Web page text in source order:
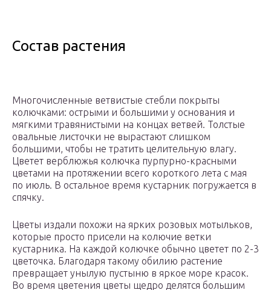
Состав растения
Многочисленные ветвистые стебли покрыты
колючками: острыми и большими у основания и
мягкими травянистыми на концах ветвей. Толстые
овальные листочки не вырастают слишком
большими, чтобы не тратить целительную влагу.
Цветет верблюжья колючка пурпурно-красными
цветами на протяжении всего короткого лета с мая
по июль. В остальное время кустарник погружается в
спячку.
Цветы издали похожи на ярких розовых мотыльков,
которые просто присели на колючие ветки
кустарника. На каждой колючке обычно цветет по 2-3
цветочка. Благодаря такому обилию растение
превращает унылую пустыню в яркое море красок.
Во время цветения цветы щедро делятся большим